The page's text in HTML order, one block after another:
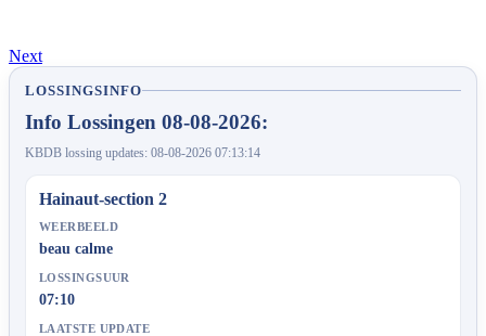
Next
LOSSINGSINFO
Info Lossingen 08-08-2026:
KBDB lossing updates: 08-08-2026 07:13:14
Hainaut-section 2
WEERBEELD
beau calme
LOSSINGSUUR
07:10
LAATSTE UPDATE